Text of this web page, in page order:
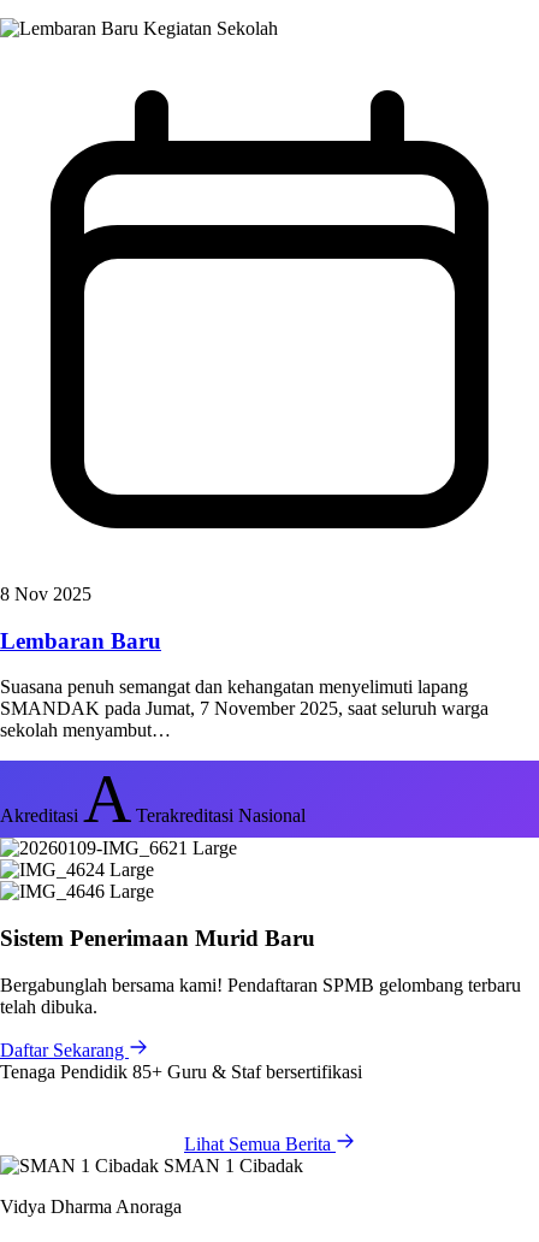
Kegiatan Sekolah
8 Nov 2025
Lembaran Baru
Suasana penuh semangat dan kehangatan menyelimuti lapang
SMANDAK pada Jumat, 7 November 2025, saat seluruh warga
sekolah menyambut…
Akreditasi A Terakreditasi Nasional
Sistem Penerimaan Murid Baru
Bergabunglah bersama kami! Pendaftaran SPMB gelombang terbaru
telah dibuka.
Daftar Sekarang
Tenaga Pendidik 85+ Guru & Staf bersertifikasi
Lihat Semua Berita
SMAN 1 Cibadak
Vidya Dharma Anoraga